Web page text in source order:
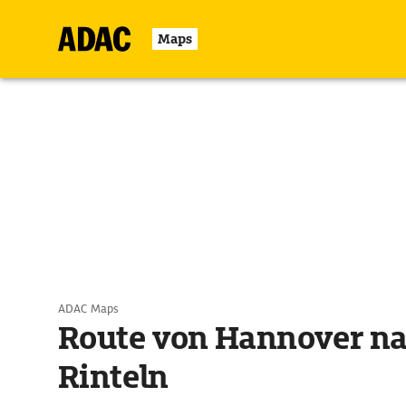
Maps
ADAC Maps
Route von Hannover
Rinteln